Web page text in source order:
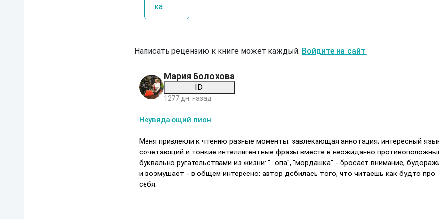
ка
Написать рецензию к книге может каждый. Войдите на сайт.
Мария Болохова
ID
1277 дн. назад
Н
е
в
я
д
а
ю
и
Неувядающий пион
Меня привлекли к чтению разные моменты: завлекающая аннотация; интересный
сочетающий и тонкие интеллигентные фразы вместе в неожиданно
буквально ругательствами из жизни: "...опа", "мордашка" - бросает внимание,
и возмущает - в общем интересно; автор добилась того, что читаешь как будто про
себя.